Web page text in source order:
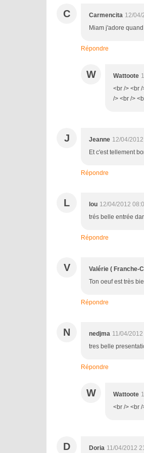
C Carmencita 12/04/
Miam j'adore
Répondre
W Wattoote
<br /> <br
/> <br />
J Jeanne 12/04/
Et c'est tellement
Répondre
L lou 12/04/2012
trés belle entrée
Répondre
V Valérie ( Franche-
Ton oeuf est très
Répondre
N nedjma 11/04/
tres belle
Répondre
W Wattoote
<br /> <br
D Doria 11/04/2012